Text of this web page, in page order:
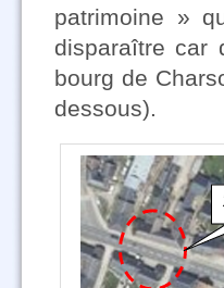
patrimoine »
disparaître car
bourg de
dessous).